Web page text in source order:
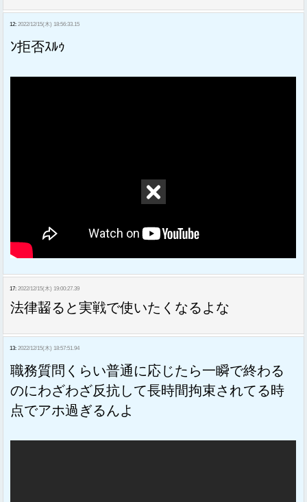
12: 2022/12/15(木) 18:56:33.15
ﾝ拒否ｽﾙｩ
17: 2022/12/15(木) 19:00:27.39
法律齧ると実戦で使いたくなるよな
13: 2022/12/15(木) 18:57:51.94
職務質問くらい普通に応じたら一瞬で終わる
のにわざわざ反抗して長時間拘束されてる時
点でアホ過ぎるんよ